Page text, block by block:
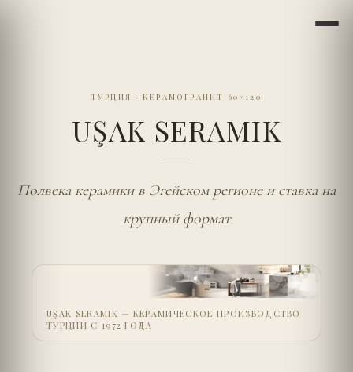
ТУРЦИЯ · КЕРАМОГРАНИТ 60×120
UŞAK SERAMIK
Полвека керамики в Эгейском регионе и ставка на
крупный формат
UŞAK SERAMIK — КЕРАМИЧЕСКОЕ ПРОИЗВОДСТВО
ТУРЦИИ С 1972 ГОДА